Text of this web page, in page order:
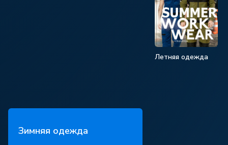
Зимняя одежда
Летняя одежда